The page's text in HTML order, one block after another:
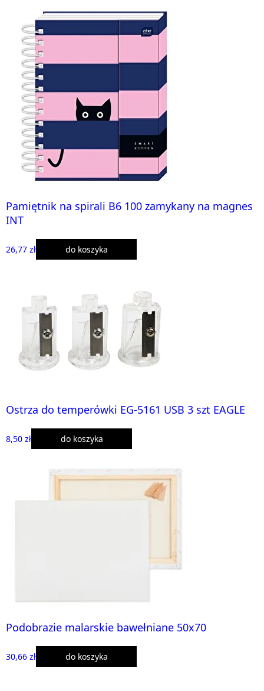
Pamiętnik na spirali B6 100 zamykany na magnes
INT
26,77 zł do koszyka
Ostrza do temperówki EG-5161 USB 3 szt EAGLE
8,50 zł do koszyka
Podobrazie malarskie bawełniane 50x70
30,66 zł do koszyka